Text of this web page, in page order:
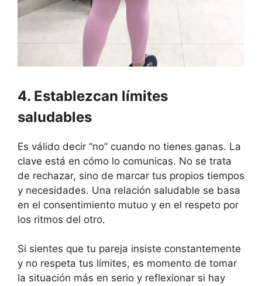
4. Establezcan límites
saludables
Es válido decir “no” cuando no tienes ganas. La
clave está en cómo lo comunicas. No se trata
de rechazar, sino de marcar tus propios tiempos
y necesidades. Una relación saludable se basa
en el consentimiento mutuo y en el respeto por
los ritmos del otro.
Si sientes que tu pareja insiste constantemente
y no respeta tus límites, es momento de tomar
la situación más en serio y reflexionar si hay